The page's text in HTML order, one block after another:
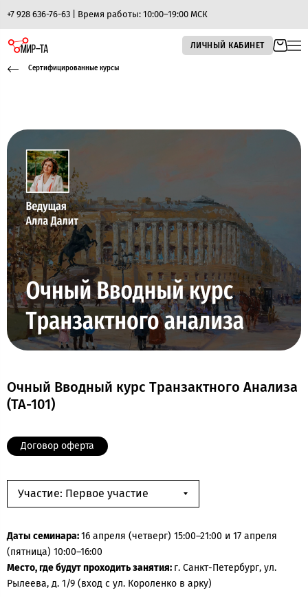
+7 928 636-76-63 | Время работы: 10:00–19:00 МСК
ЛИЧНЫЙ КАБИНЕТ
Сертифицированные курсы
Очный Вводный курс Транзактного Анализа
(ТА-101)
Договор оферта
Участие: Первое участие
Даты семинара:16 апреля (четверг) 15:00–21:00 и 17 апреля
(пятница) 10:00–16:00
Место, где будут проходить занятия: г. Санкт-Петербург, ул.
Рылеева, д. 1/9 (вход с ул. Короленко в арку)